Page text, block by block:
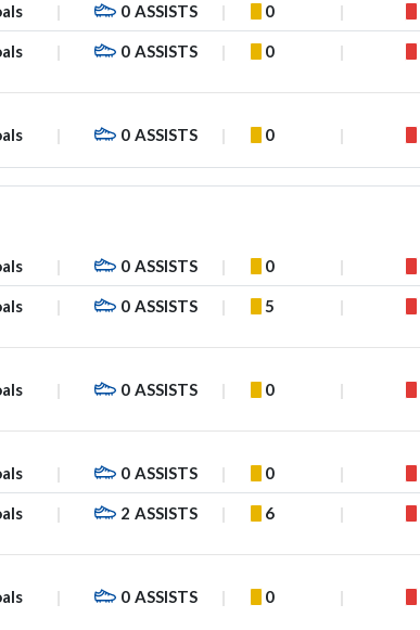
0 ASSISTS 0
0 ASSISTS 0
0 ASSISTS 0
0 ASSISTS 0
0 ASSISTS 5
0 ASSISTS 0
0 ASSISTS 0
2 ASSISTS 6
0 ASSISTS 0